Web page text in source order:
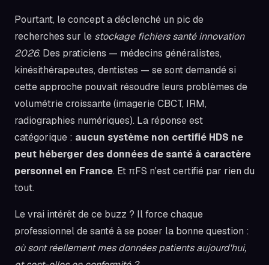
Pourtant, le concept a déclenché un pic de
recherches sur le stockage fichiers santé innovation
2026. Des praticiens — médecins généralistes,
kinésithérapeutes, dentistes — se sont demandé si
cette approche pouvait résoudre leurs problèmes de
volumétrie croissante (imagerie CBCT, IRM,
radiographies numériques). La réponse est
catégorique : aucun système non certifié HDS ne
peut héberger des données de santé à caractère
personnel en France. Et πFS n'est certifié par rien du
tout.
Le vrai intérêt de ce buzz ? Il force chaque
professionnel de santé à se poser la bonne question :
où sont réellement mes données patients aujourd'hui,